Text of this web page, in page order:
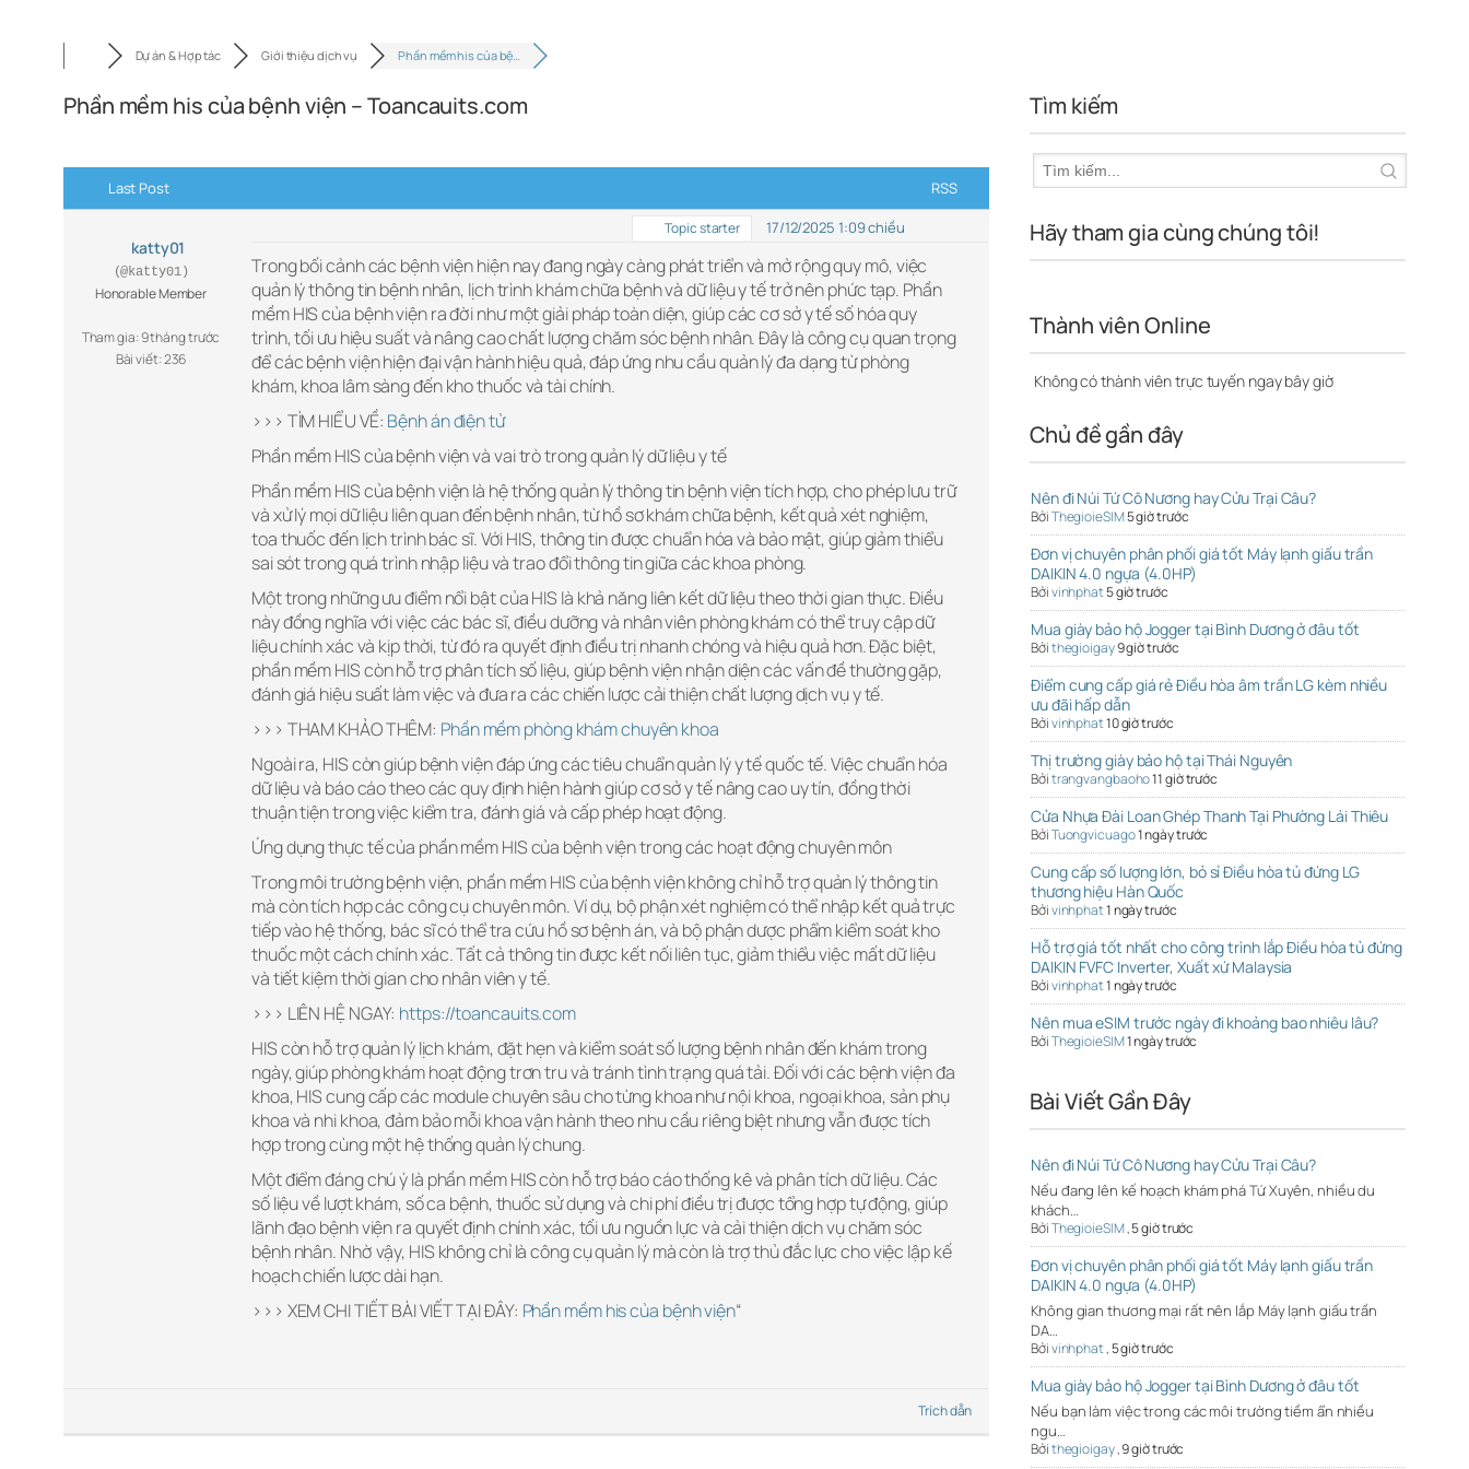
Dự án & Hợp tác Giới thiệu dịch vụ Phần mềm his của bệ…
Phần mềm his của bệnh viện – Toancauits.com
Last Post RSS
katty01
(@katty01)
Honorable Member
Tham gia: 9 tháng trước
Bài viết: 236
Topic starter 17/12/2025 1:09 chiều
Trong bối cảnh các bệnh viện hiện nay đang ngày càng phát triển và mở rộng quy mô, việc
quản lý thông tin bệnh nhân, lịch trình khám chữa bệnh và dữ liệu y tế trở nên phức tạp. Phần
mềm HIS của bệnh viện ra đời như một giải pháp toàn diện, giúp các cơ sở y tế số hóa quy
trình, tối ưu hiệu suất và nâng cao chất lượng chăm sóc bệnh nhân. Đây là công cụ quan trọng
để các bệnh viện hiện đại vận hành hiệu quả, đáp ứng nhu cầu quản lý đa dạng từ phòng
khám, khoa lâm sàng đến kho thuốc và tài chính.
>>> TÌM HIỂU VỀ: Bệnh án điện tử
Phần mềm HIS của bệnh viện và vai trò trong quản lý dữ liệu y tế
Phần mềm HIS của bệnh viện là hệ thống quản lý thông tin bệnh viện tích hợp, cho phép lưu trữ
và xử lý mọi dữ liệu liên quan đến bệnh nhân, từ hồ sơ khám chữa bệnh, kết quả xét nghiệm,
toa thuốc đến lịch trình bác sĩ. Với HIS, thông tin được chuẩn hóa và bảo mật, giúp giảm thiểu
sai sót trong quá trình nhập liệu và trao đổi thông tin giữa các khoa phòng.
Một trong những ưu điểm nổi bật của HIS là khả năng liên kết dữ liệu theo thời gian thực. Điều
này đồng nghĩa với việc các bác sĩ, điều dưỡng và nhân viên phòng khám có thể truy cập dữ
liệu chính xác và kịp thời, từ đó ra quyết định điều trị nhanh chóng và hiệu quả hơn. Đặc biệt,
phần mềm HIS còn hỗ trợ phân tích số liệu, giúp bệnh viện nhận diện các vấn đề thường gặp,
đánh giá hiệu suất làm việc và đưa ra các chiến lược cải thiện chất lượng dịch vụ y tế.
>>> THAM KHẢO THÊM: Phần mềm phòng khám chuyên khoa
Ngoài ra, HIS còn giúp bệnh viện đáp ứng các tiêu chuẩn quản lý y tế quốc tế. Việc chuẩn hóa
dữ liệu và báo cáo theo các quy định hiện hành giúp cơ sở y tế nâng cao uy tín, đồng thời
thuận tiện trong việc kiểm tra, đánh giá và cấp phép hoạt động.
Ứng dụng thực tế của phần mềm HIS của bệnh viện trong các hoạt động chuyên môn
Trong môi trường bệnh viện, phần mềm HIS của bệnh viện không chỉ hỗ trợ quản lý thông tin
mà còn tích hợp các công cụ chuyên môn. Ví dụ, bộ phận xét nghiệm có thể nhập kết quả trực
tiếp vào hệ thống, bác sĩ có thể tra cứu hồ sơ bệnh án, và bộ phận dược phẩm kiểm soát kho
thuốc một cách chính xác. Tất cả thông tin được kết nối liên tục, giảm thiểu việc mất dữ liệu
và tiết kiệm thời gian cho nhân viên y tế.
>>> LIÊN HỆ NGAY: https://toancauits.com
HIS còn hỗ trợ quản lý lịch khám, đặt hẹn và kiểm soát số lượng bệnh nhân đến khám trong
ngày, giúp phòng khám hoạt động trơn tru và tránh tình trạng quá tải. Đối với các bệnh viện đa
khoa, HIS cung cấp các module chuyên sâu cho từng khoa như nội khoa, ngoại khoa, sản phụ
khoa và nhi khoa, đảm bảo mỗi khoa vận hành theo nhu cầu riêng biệt nhưng vẫn được tích
hợp trong cùng một hệ thống quản lý chung.
Một điểm đáng chú ý là phần mềm HIS còn hỗ trợ báo cáo thống kê và phân tích dữ liệu. Các
số liệu về lượt khám, số ca bệnh, thuốc sử dụng và chi phí điều trị được tổng hợp tự động, giúp
lãnh đạo bệnh viện ra quyết định chính xác, tối ưu nguồn lực và cải thiện dịch vụ chăm sóc
bệnh nhân. Nhờ vậy, HIS không chỉ là công cụ quản lý mà còn là trợ thủ đắc lực cho việc lập kế
hoạch chiến lược dài hạn.
>>> XEM CHI TIẾT BÀI VIẾT TẠI ĐÂY: Phần mềm his của bệnh viện“
Trích dẫn
Tìm kiếm
Hãy tham gia cùng chúng tôi!
Thành viên Online
Không có thành viên trực tuyến ngay bây giờ
Chủ đề gần đây
Nên đi Núi Tứ Cô Nương hay Cửu Trại Câu?
BởiThegioieSIM5 giờ trước
Đơn vị chuyên phân phối giá tốt Máy lạnh giấu trần
DAIKIN 4.0 ngựa (4.0HP)
Bởivinhphat5 giờ trước
Mua giày bảo hộ Jogger tại Bình Dương ở đâu tốt
Bởithegioigay9 giờ trước
Điểm cung cấp giá rẻ Điều hòa âm trần LG kèm nhiều
ưu đãi hấp dẫn
Bởivinhphat10 giờ trước
Thị trường giày bảo hộ tại Thái Nguyên
Bởitrangvangbaoho11 giờ trước
Cửa Nhựa Đài Loan Ghép Thanh Tại Phường Lái Thiêu
BởiTuongvicuago1 ngày trước
Cung cấp số lượng lớn, bỏ sỉ Điều hòa tủ đứng LG
thương hiệu Hàn Quốc
Bởivinhphat1 ngày trước
Hỗ trợ giá tốt nhất cho công trình lắp Điều hòa tủ đứng
DAIKIN FVFC Inverter, Xuất xứ Malaysia
Bởivinhphat1 ngày trước
Nên mua eSIM trước ngày đi khoảng bao nhiêu lâu?
BởiThegioieSIM1 ngày trước
Bài Viết Gần Đây
Nên đi Núi Tứ Cô Nương hay Cửu Trại Câu?
Nếu đang lên kế hoạch khám phá Tứ Xuyên, nhiều du
khách…
BởiThegioieSIM,5 giờ trước
Đơn vị chuyên phân phối giá tốt Máy lạnh giấu trần
DAIKIN 4.0 ngựa (4.0HP)
Không gian thương mại rất nên lắp Máy lạnh giấu trần
DA…
Bởivinhphat,5 giờ trước
Mua giày bảo hộ Jogger tại Bình Dương ở đâu tốt
Nếu bạn làm việc trong các môi trường tiềm ẩn nhiều
ngu…
Bởithegioigay,9 giờ trước